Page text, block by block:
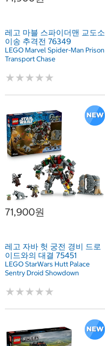
레고 마블 스파이더맨 교도소
이송 추격전 76349
LEGO Marvel Spider-Man Prison
Transport Chase
★★★★★
★★★★★
71,900원
레고 자바 헛 궁전 경비 드로
이드와의 대결 75451
LEGO StarWars Hutt Palace
Sentry Droid Showdown
★★★★★
★★★★★